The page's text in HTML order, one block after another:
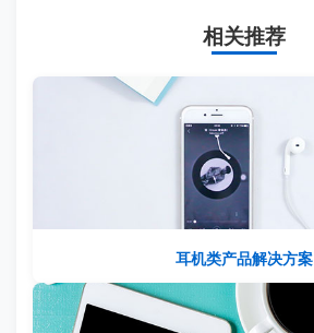
相关推荐
耳机类产品解决方案